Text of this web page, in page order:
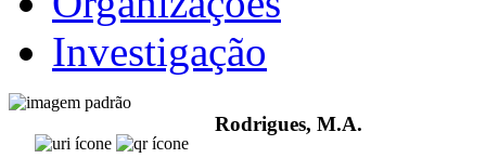
Investigação
Rodrigues, M.A.